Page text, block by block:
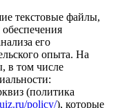
текстовые файлы,
его
опыта. На
в том числе
(политика
policy/), которые